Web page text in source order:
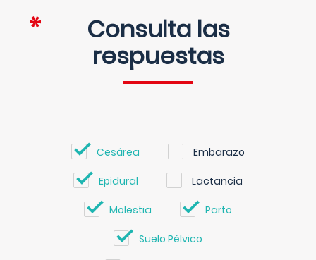
Consulta las
respuestas
Cesárea Embarazo
Epidural Lactancia
Molestia Parto
Suelo Pélvico